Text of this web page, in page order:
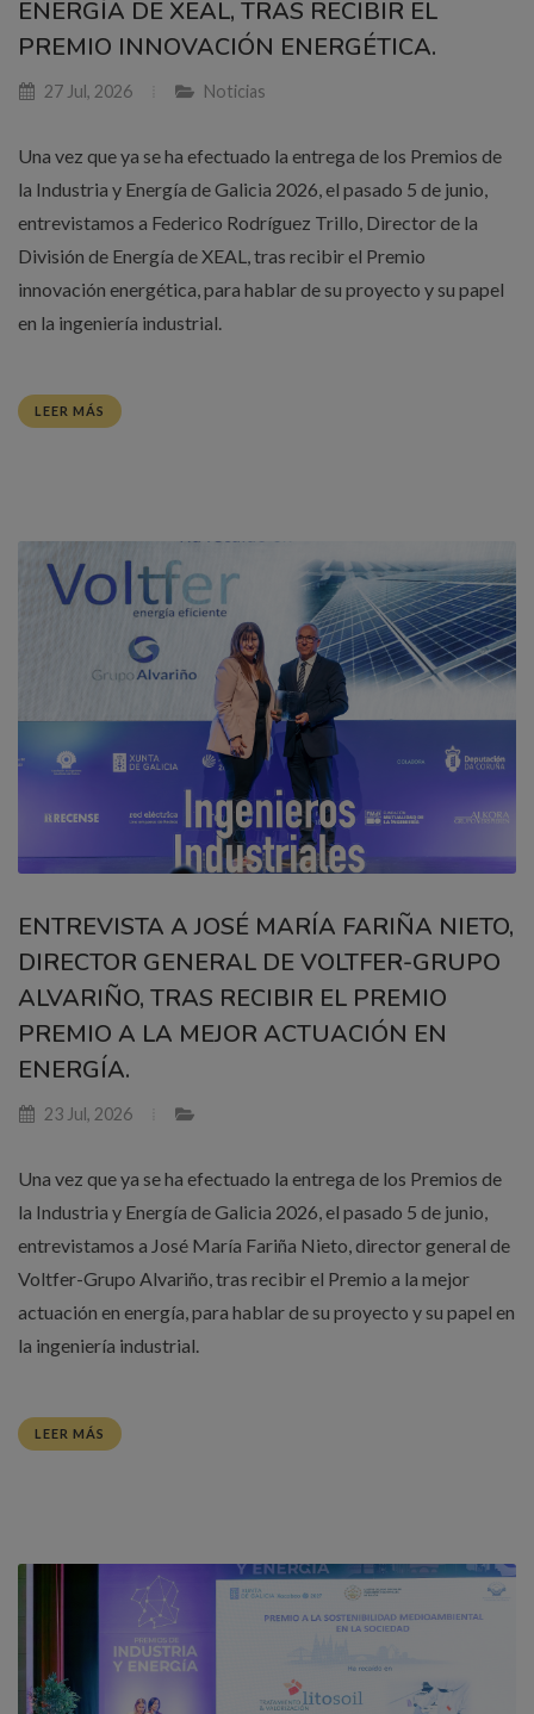
ENERGÍA DE XEAL, TRAS RECIBIR EL
PREMIO INNOVACIÓN ENERGÉTICA.
27 Jul, 2026 Noticias
Una vez que ya se ha efectuado la entrega de los Premios de
la Industria y Energía de Galicia 2026, el pasado 5 de junio,
entrevistamos a Federico Rodríguez Trillo, Director de la
División de Energía de XEAL, tras recibir el Premio
innovación energética, para hablar de su proyecto y su papel
en la ingeniería industrial.
LEER MÁS
ENTREVISTA A JOSÉ MARÍA FARIÑA NIETO,
DIRECTOR GENERAL DE VOLTFER-GRUPO
ALVARIÑO, TRAS RECIBIR EL PREMIO
PREMIO A LA MEJOR ACTUACIÓN EN
ENERGÍA.
23 Jul, 2026
Una vez que ya se ha efectuado la entrega de los Premios de
la Industria y Energía de Galicia 2026, el pasado 5 de junio,
entrevistamos a José María Fariña Nieto, director general de
Voltfer-Grupo Alvariño, tras recibir el Premio a la mejor
actuación en energía, para hablar de su proyecto y su papel en
la ingeniería industrial.
LEER MÁS